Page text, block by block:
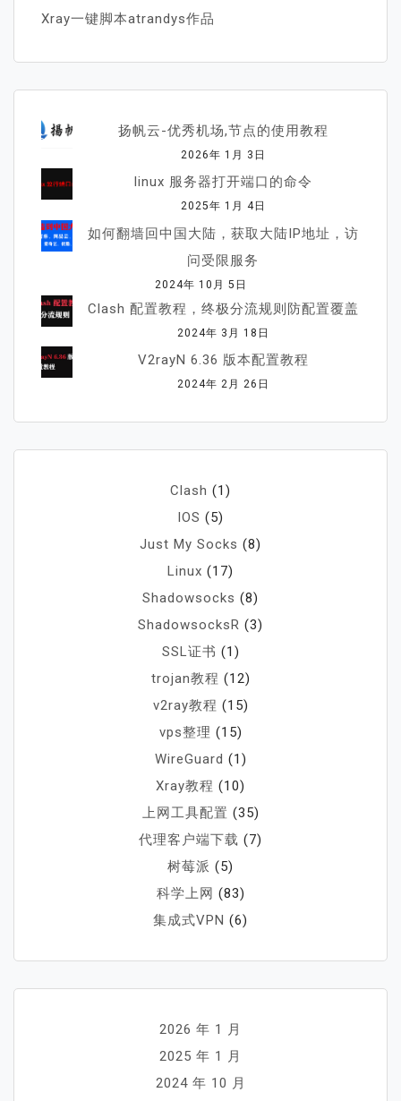
Xray一键脚本atrandys作品
扬帆云-优秀机场,节点的使用教程
2026年 1月 3日
linux 服务器打开端口的命令
2025年 1月 4日
如何翻墙回中国大陆，获取大陆IP地址，访
问受限服务
2024年 10月 5日
Clash 配置教程，终极分流规则防配置覆盖
2024年 3月 18日
V2rayN 6.36 版本配置教程
2024年 2月 26日
Clash (1)
IOS (5)
Just My Socks (8)
Linux (17)
Shadowsocks (8)
ShadowsocksR (3)
SSL证书 (1)
trojan教程 (12)
v2ray教程 (15)
vps整理 (15)
WireGuard (1)
Xray教程 (10)
上网工具配置 (35)
代理客户端下载 (7)
树莓派 (5)
科学上网 (83)
集成式VPN (6)
2026 年 1 月
2025 年 1 月
2024 年 10 月